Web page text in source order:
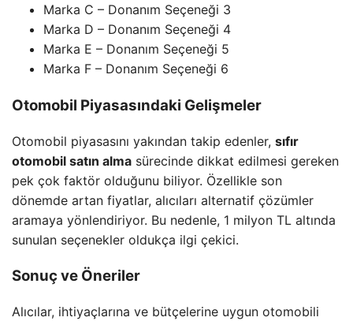
Marka C – Donanım Seçeneği 3
Marka D – Donanım Seçeneği 4
Marka E – Donanım Seçeneği 5
Marka F – Donanım Seçeneği 6
Otomobil Piyasasındaki Gelişmeler
Otomobil piyasasını yakından takip edenler, sıfır
otomobil satın alma sürecinde dikkat edilmesi gereken
pek çok faktör olduğunu biliyor. Özellikle son
dönemde artan fiyatlar, alıcıları alternatif çözümler
aramaya yönlendiriyor. Bu nedenle, 1 milyon TL altında
sunulan seçenekler oldukça ilgi çekici.
Sonuç ve Öneriler
Alıcılar, ihtiyaçlarına ve bütçelerine uygun otomobili